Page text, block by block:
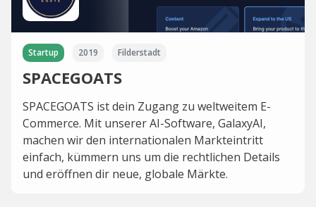
Startup 2019 Filderstadt
SPACEGOATS
SPACEGOATS ist dein Zugang zu weltweitem E-
Commerce. Mit unserer AI-Software, GalaxyAI,
machen wir den internationalen Markteintritt
einfach, kümmern uns um die rechtlichen Details
und eröffnen dir neue, globale Märkte.